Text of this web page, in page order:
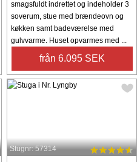
smagsfuldt indrettet og indeholder 3
soverum, stue med brændeovn og
køkken samt badeværelse med
gulvvarme. Huset opvarmes med ...
från 6.095 SEK
Stugnr: 57314